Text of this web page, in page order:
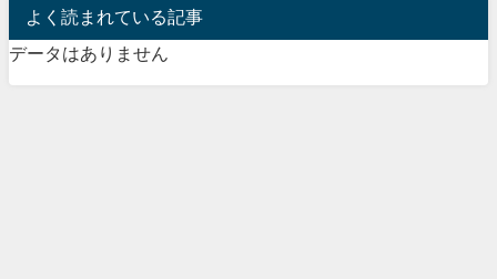
よく読まれている記事
データはありません